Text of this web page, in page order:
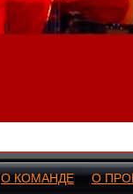
О КОМАНДЕ О